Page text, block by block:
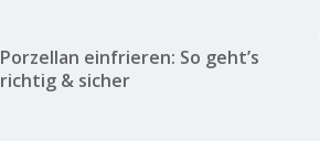
Porzellan einfrieren: So geht’s
richtig & sicher